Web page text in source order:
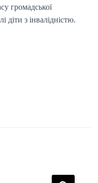
громадської
діти з інвалідністю.